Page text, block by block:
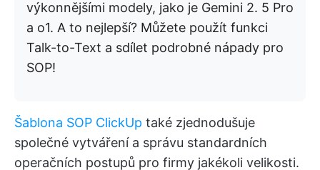
výkonnějšími modely, jako je Gemini 2. 5 Pro
a o1. A to nejlepší? Můžete použít funkci
Talk-to-Text a sdílet podrobné nápady pro
SOP!
Šablona SOP ClickUp také zjednodušuje
společné vytváření a správu standardních
operačních postupů pro firmy jakékoli velikosti.